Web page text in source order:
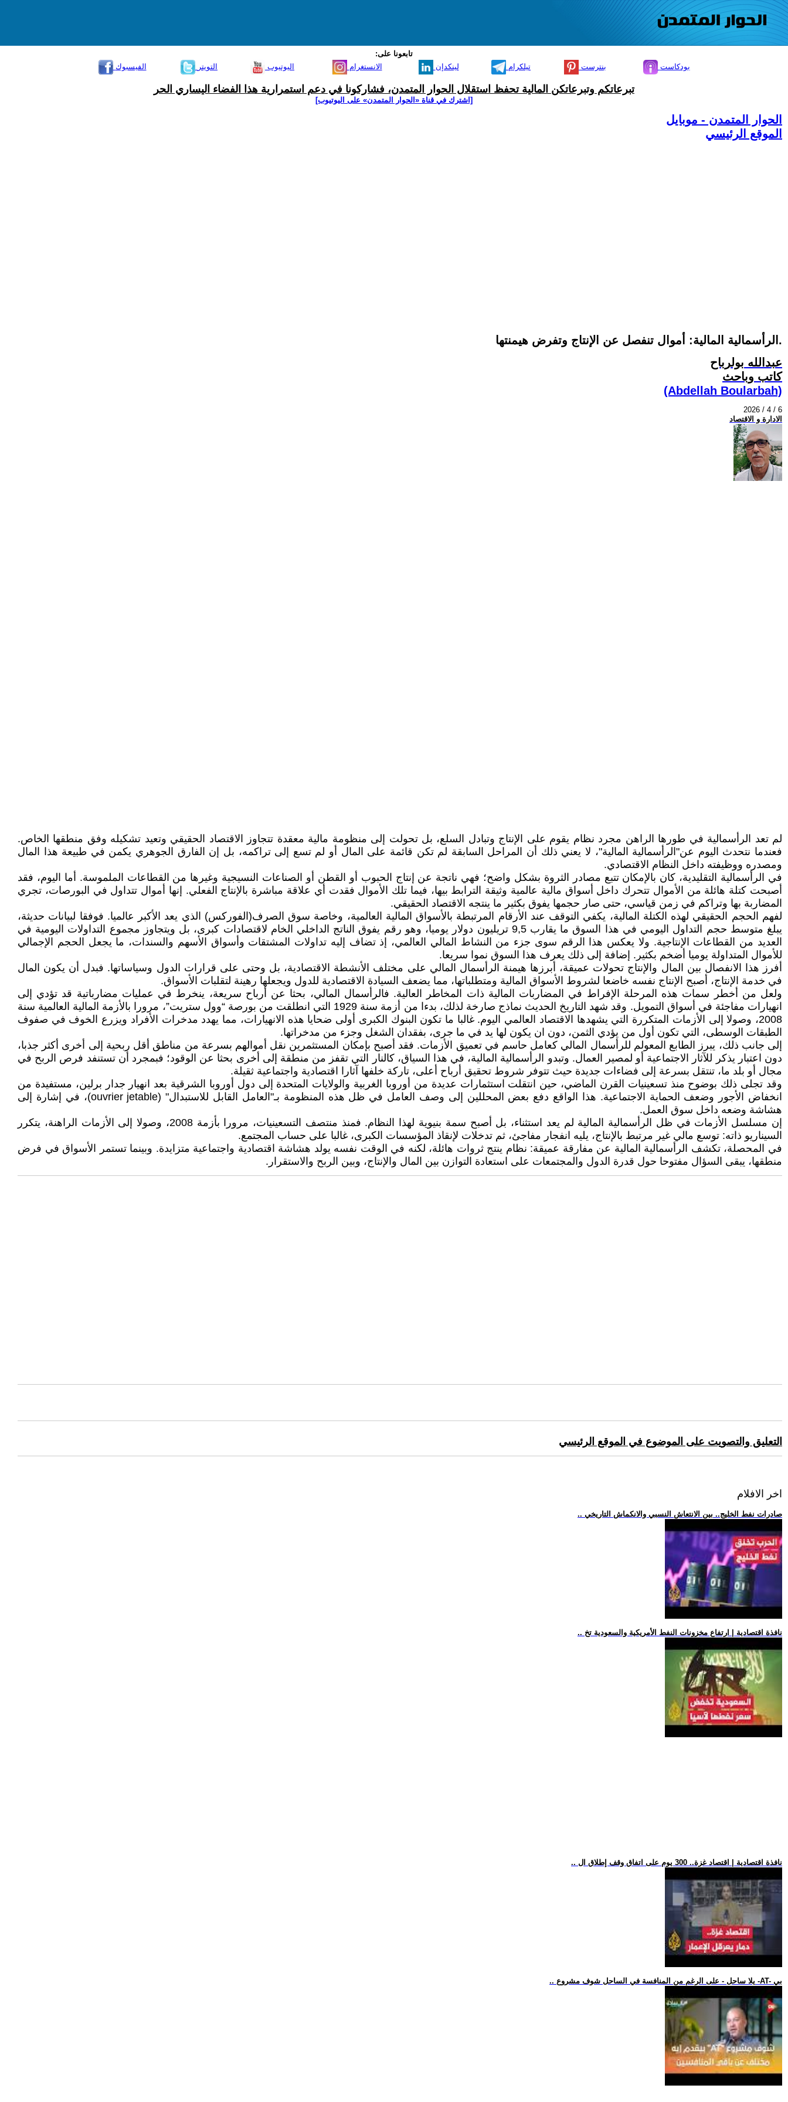
تابعونا على:
الفيسبوك
التويتر اليوتيوب الانستغرام لينكدإن تيلكرام بنترست بودكاست
تبرعاتكم وتبرعاتكن المالية تحفظ استقلال الحوار المتمدن، فشاركونا في دعم استمرارية هذا الفضاء اليساري الحر
[اشترك في قناة ‫«الحوار المتمدن» على اليوتيوب]
الحوار المتمدن - موبايل
الموقع الرئيسي
الرأسمالية المالية: أموال تنفصل عن الإنتاج وتفرض هيمنتها.
عبدالله بولرباح
كاتب وباحث
(Abdellah Boularbah)
2026 / 4 / 6
الادارة و الاقتصاد
لم تعد الرأسمالية في طورها الراهن مجرد نظام يقوم على الإنتاج وتبادل السلع، بل تحولت إلى منظومة مالية معقدة تتجاوز الاقتصاد الحقيقي وتعيد تشكيله وفق منطقها الخاص.
فعندما نتحدث اليوم عن"الرأسمالية المالية"، لا يعني ذلك أن المراحل السابقة لم تكن قائمة على المال أو لم تسع إلى تراكمه، بل إن الفارق الجوهري يكمن في طبيعة هذا المال
ومصدره ووظيفته داخل النظام الاقتصادي.
في الرأسمالية التقليدية، كان بالإمكان تتبع مصادر الثروة بشكل واضح؛ فهي ناتجة عن إنتاج الحبوب أو القطن أو الصناعات النسيجية وغيرها من القطاعات الملموسة. أما اليوم، فقد
أصبحت كتلة هائلة من الأموال تتحرك داخل أسواق مالية عالمية وثيقة الترابط بيها، فيما تلك الأموال فقدت أي علاقة مباشرة بالإنتاج الفعلي. إنها أموال تتداول في البورصات، تجري
المضاربة بها وتراكم في زمن قياسي، حتى صار حجمها يفوق بكثير ما ينتجه الاقتصاد الحقيقي.
لفهم الحجم الحقيقي لهذه الكتلة المالية، يكفي التوقف عند الأرقام المرتبطة بالأسواق المالية العالمية، وخاصة سوق الصرف(الفوركس) الذي يعد الأكبر عالميا. فوفقا لبيانات حديثة،
يبلغ متوسط حجم التداول اليومي في هذا السوق ما يقارب 9,5 تريليون دولار يوميا، وهو رقم يفوق الناتج الداخلي الخام لاقتصادات كبرى، بل ويتجاوز مجموع التداولات اليومية في
العديد من القطاعات الإنتاجية. ولا يعكس هذا الرقم سوى جزء من النشاط المالي العالمي، إذ تضاف إليه تداولات المشتقات وأسواق الأسهم والسندات، ما يجعل الحجم الإجمالي
للأموال المتداولة يوميا أضخم بكثير. إضافة إلى ذلك يعرف هذا السوق نموا سريعا.
أفرز هذا الانفصال بين المال والإنتاج تحولات عميقة، أبرزها هيمنة الرأسمال المالي على مختلف الأنشطة الاقتصادية، بل وحتى على قرارات الدول وسياساتها. فبدل أن يكون المال
في خدمة الإنتاج، أصبح الإنتاج نفسه خاضعا لشروط الأسواق المالية ومتطلباتها، مما يضعف السيادة الاقتصادية للدول ويجعلها رهينة لتقلبات الأسواق.
ولعل من أخطر سمات هذه المرحلة الإفراط في المضاربات المالية ذات المخاطر العالية. فالرأسمال المالي، بحثا عن أرباح سريعة، ينخرط في عمليات مضارباتية قد تؤدي إلى
انهيارات مفاجئة في أسواق التمويل. وقد شهد التاريخ الحديث نماذج صارخة لذلك، بدءا من أزمة سنة 1929 التي انطلقت من بورصة “وول ستريت”، مرورا بالأزمة المالية العالمية سنة
2008، وصولا إلى الأزمات المتكررة التي يشهدها الاقتصاد العالمي اليوم. غالبا ما تكون البنوك الكبرى أولى ضحايا هذه الانهيارات، مما يهدد مدخرات الأفراد ويزرع الخوف في صفوف
الطبقات الوسطى، التي تكون أول من يؤدي الثمن، دون ان يكون لها يد في ما جرى، بفقدان الشغل وجزء من مدخراتها.
إلى جانب ذلك، يبرز الطابع المعولم للرأسمال المالي كعامل حاسم في تعميق الأزمات. فقد أصبح بإمكان المستثمرين نقل أموالهم بسرعة من مناطق أقل ربحية إلى أخرى أكثر جذبا،
دون اعتبار يذكر للآثار الاجتماعية أو لمصير العمال. وتبدو الرأسمالية المالية، في هذا السياق، كالنار التي تقفز من منطقة إلى أخرى بحثا عن الوقود؛ فبمجرد أن تستنفد فرص الربح في
مجال أو بلد ما، تنتقل بسرعة إلى فضاءات جديدة حيث تتوفر شروط تحقيق أرباح أعلى، تاركة خلفها آثارا اقتصادية واجتماعية ثقيلة.
وقد تجلى ذلك بوضوح منذ تسعينيات القرن الماضي، حين انتقلت استثمارات عديدة من أوروبا الغربية والولايات المتحدة إلى دول أوروبا الشرقية بعد انهيار جدار برلين، مستفيدة من
انخفاض الأجور وضعف الحماية الاجتماعية. هذا الواقع دفع بعض المحللين إلى وصف العامل في ظل هذه المنظومة بـ"العامل القابل للاستبدال" (ouvrier jetable)، في إشارة إلى
هشاشة وضعه داخل سوق العمل.
إن مسلسل الأزمات في ظل الرأسمالية المالية لم يعد استثناء، بل أصبح سمة بنيوية لهذا النظام. فمنذ منتصف التسعينيات، مرورا بأزمة 2008، وصولا إلى الأزمات الراهنة، يتكرر
السيناريو ذاته: توسع مالي غير مرتبط بالإنتاج، يليه انفجار مفاجئ، ثم تدخلات لإنقاذ المؤسسات الكبرى، غالبا على حساب المجتمع.
في المحصلة، تكشف الرأسمالية المالية عن مفارقة عميقة: نظام ينتج ثروات هائلة، لكنه في الوقت نفسه يولد هشاشة اقتصادية واجتماعية متزايدة. وبينما تستمر الأسواق في فرض
منطقها، يبقى السؤال مفتوحا حول قدرة الدول والمجتمعات على استعادة التوازن بين المال والإنتاج، وبين الربح والاستقرار.
التعليق والتصويت على الموضوع في الموقع الرئيسي
اخر الافلام
.. صادرات نفط الخليج.. بين الانتعاش النسبي والانكماش التاريخي
.. نافذة اقتصادية | ارتفاع مخزونات النفط الأمريكية والسعودية تخ
.. نافذة اقتصادية | اقتصاد غزة.. 300 يوم على اتفاق وقف إطلاق ال
.. يلا ساحل - على الرغم من المنافسة في الساحل شوف مشروع -AT- بي